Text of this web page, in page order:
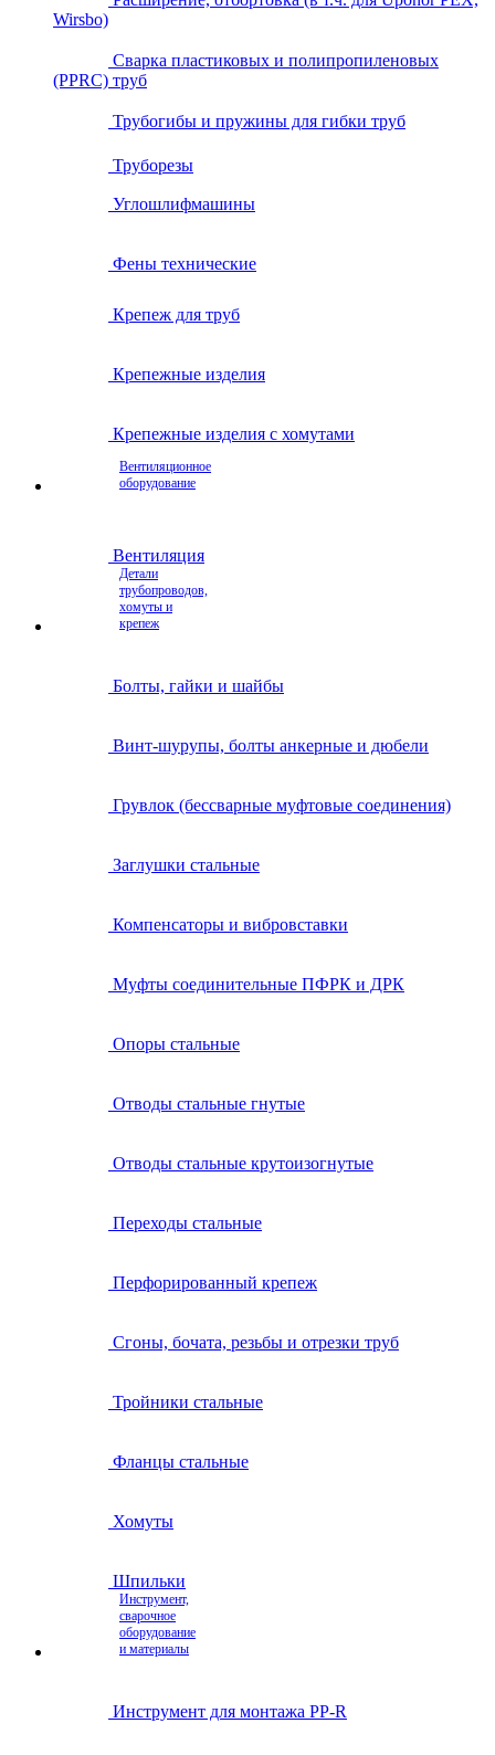
Wirsbo)
Сварка пластиковых и полипропиленовых
(PPRC) труб
Трубогибы и пружины для гибки труб
Труборезы
Углошлифмашины
Фены технические
Крепеж для труб
Крепежные изделия
Крепежные изделия с хомутами
Вентиляционное
оборудование
Вентиляция
Детали
трубопроводов,
хомуты и
крепеж
Болты, гайки и шайбы
Винт-шурупы, болты анкерные и дюбели
Грувлок (бессварные муфтовые соединения)
Заглушки стальные
Компенсаторы и вибровставки
Муфты соединительные ПФРК и ДРК
Опоры стальные
Отводы стальные гнутые
Отводы стальные крутоизогнутые
Переходы стальные
Перфорированный крепеж
Сгоны, бочата, резьбы и отрезки труб
Тройники стальные
Фланцы стальные
Хомуты
Шпильки
Инструмент,
сварочное
оборудование
и материалы
Инструмент для монтажа PP-R